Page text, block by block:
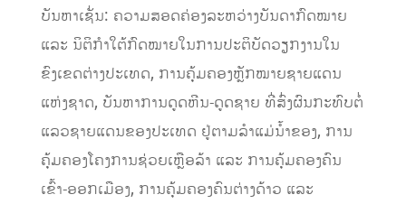
ບັນຫາເຊັ່ນ: ຄວາມສອດຄ່ອງລະຫວ່າງບັນດາກົດໝາຍ
ແລະ ນິຕິກໍາໃຕ້ກົດໝາຍໃນການປະຕິບັດວຽກງານໃນ
ຂົງເຂດຕ່າງປະເທດ, ການຄຸ້ມຄອງຫຼັກໝາຍຊາຍແດນ
ແຫ່ງຊາດ, ບັນຫາການດູດຫີນ-ດູດຊາຍ ທີ່ສົ່ງຜົນກະທົບຕໍ່
ແລວຊາຍແດນຂອງປະເທດ ຢູ່ຕາມລໍາແມ່ນໍ້າຂອງ, ການ
ຄຸ້ມຄອງໂຄງການຊ່ວຍເຫຼືອລ້າ ແລະ ການຄຸ້ມຄອງຄົນ
ເຂົ້າ-ອອກເມືອງ, ການຄຸ້ມຄອງຄົນຕ່າງດ້າວ ແລະ